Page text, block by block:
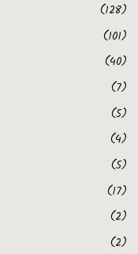
(128)
(101)
(40)
(7)
(5)
(4)
(5)
(17)
(2)
(2)